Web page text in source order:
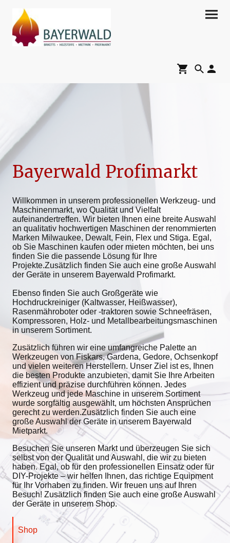
Bayerwald Profimarkt
Willkommen in unserem professionellen Werkzeug- und
Maschinenmarkt, wo Qualität und Vielfalt
aufeinandertreffen. Wir bieten Ihnen eine breite Auswahl
an qualitativ hochwertigen Maschinen der renommierten
Marken Milwaukee, Dewalt, Fein, Flex und Stiga. Egal,
ob Sie Maschinen kaufen oder mieten möchten, bei uns
finden Sie die passende Lösung für Ihre
Projekte.Zusätzlich finden Sie auch eine große Auswahl
der Geräte in unserem Bayerwald Profimarkt.
Ebenso finden Sie auch Großgeräte wie
Hochdruckreiniger (Kaltwasser, Heißwasser),
Rasenmähroboter oder -traktoren sowie Schneefräsen,
Kompressoren, Holz- und Metallbearbeitungsmaschinen
in unserem Sortiment.
Zusätzlich führen wir eine umfangreiche Palette an
Werkzeugen von Fiskars, Gardena, Gedore, Ochsenkopf
und vielen weiteren Herstellern. Unser Ziel ist es, Ihnen
die besten Produkte anzubieten, damit Sie Ihre Arbeiten
effizient und präzise durchführen können. Jedes
Werkzeug und jede Maschine in unserem Sortiment
wurde sorgfältig ausgewählt, um höchsten Ansprüchen
gerecht zu werden.Zusätzlich finden Sie auch eine
große Auswahl der Geräte in unserem Bayerwald
Mietparkt.
Besuchen Sie unseren Markt und überzeugen Sie sich
selbst von der Qualität und Auswahl, die wir zu bieten
haben. Egal, ob für den professionellen Einsatz oder für
DIY-Projekte – wir helfen Ihnen, das richtige Equipment
für Ihr Vorhaben zu finden. Wir freuen uns auf Ihren
Besuch! Zusätzlich finden Sie auch eine große Auswahl
der Geräte in unserem Shop.
Shop